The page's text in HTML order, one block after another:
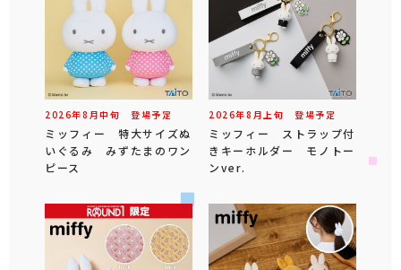
2026年8 月中旬 登場予定
ミッフィー 特大サイズぬ
いぐるみ みずたまのワン
ピース
2026年8 月 上旬 登場予定
ミッフィー ストラップ付
きキーホルダー モノトー
ンver.